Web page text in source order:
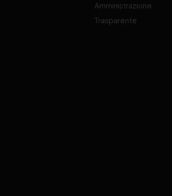
Amministrazione
Trasparente